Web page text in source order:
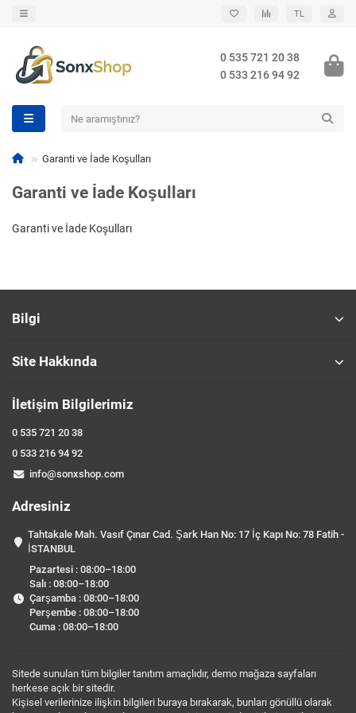
TL
0 535 721 20 38
0 533 216 94 92
Garanti ve İade Koşulları
Garanti ve İade Koşulları
Garanti ve İade Koşulları
Bilgi
Site Hakkında
İletişim Bilgilerimiz
0 535 721 20 38
0 533 216 94 92
info@sonxshop.com
Adresiniz
Tahtakale Mah. Vasıf Çınar Cad. Şark Han No: 17 İç Kapı No: 78 Fatih -
İSTANBUL
Pazartesi : 08:00–18:00
Salı : 08:00–18:00
Çarşamba : 08:00–18:00
Perşembe : 08:00–18:00
Cuma : 08:00–18:00
Sitede sunulan tüm bilgiler tanıtım amaçlıdır, demo mağaza sayfaları
herkese açık bir sitedir.
Kişisel verilerinize ilişkin bilgileri buraya bırakarak, bunları gönüllü olarak